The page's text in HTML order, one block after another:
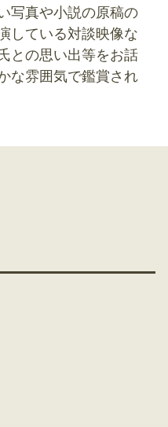
写真や小説の原稿の
している対談映像な
との思い出等をお話
な雰囲気で鑑賞され